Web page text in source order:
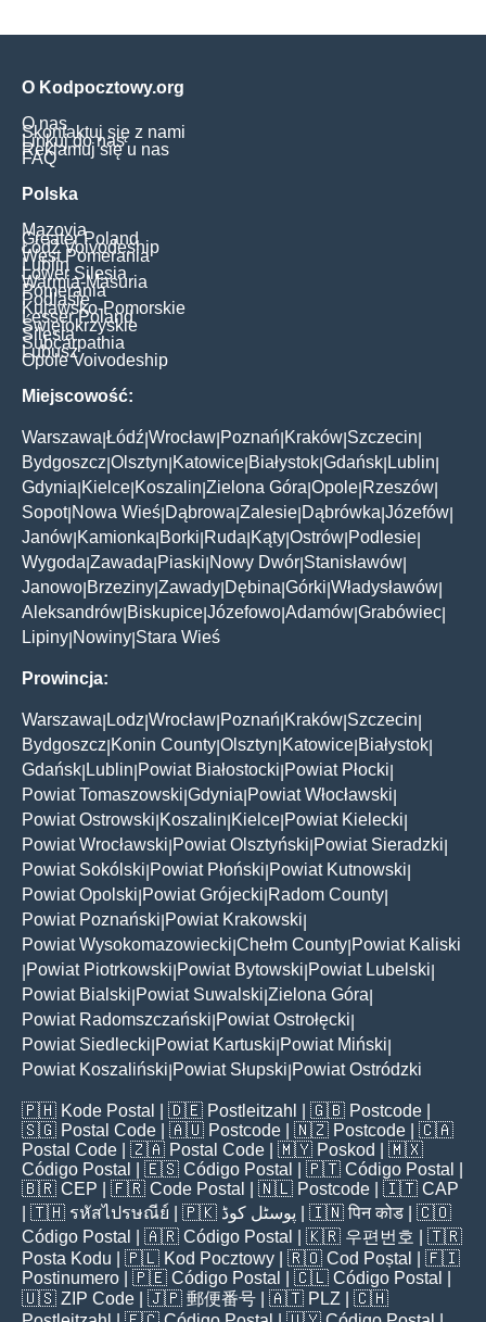
O Kodpocztowy.org
O nas
Skontaktuj się z nami
Linkuj do nas
Reklamuj się u nas
FAQ
Polska
Mazovia
Greater Poland
Łódź Voivodeship
West Pomerania
Lublin
Lower Silesia
Warmia-Masuria
Pomerania
Podlasie
Kujawsko-Pomorskie
Lesser Poland
Świętokrzyskie
Silesia
Subcarpathia
Lubusz
Opole Voivodeship
Miejscowość:
Warszawa Łódź Wrocław Poznań Kraków Szczecin
Bydgoszcz Olsztyn Katowice Białystok Gdańsk Lublin
Gdynia Kielce Koszalin Zielona Góra Opole Rzeszów
Sopot| Nowa Wieś Dąbrowa Zalesie Dąbrówka Józefów
Janów Kamionka Borki Ruda Kąty Ostrów Podlesie
Wygoda Zawada Piaski Nowy Dwór Stanisławów
Janowo Brzeziny Zawady Dębina Górki Władysławów
Aleksandrów Biskupice Józefowo Adamów Grabówiec
Lipiny Nowiny Stara Wieś
Prowincja:
Warszawa Lodz Wrocław Poznań Kraków Szczecin
Bydgoszcz Konin County Olsztyn Katowice Białystok
Gdańsk Lublin Powiat Białostocki Powiat Płocki
Powiat Tomaszowski Gdynia Powiat Włocławski
Powiat Ostrowski Koszalin Kielce Powiat Kielecki
Powiat Wrocławski Powiat Olsztyński Powiat Sieradzki
Powiat Sokólski Powiat Płoński Powiat Kutnowski
Powiat Opolski Powiat Grójecki Radom County
Powiat Poznański Powiat Krakowski
Powiat Wysokomazowiecki Chełm County Powiat Kaliski
Powiat Piotrkowski Powiat Bytowski Powiat Lubelski
Powiat Bialski Powiat Suwalski Zielona Góra
Powiat Radomszczański Powiat Ostrołęcki
Powiat Siedlecki Powiat Kartuski Powiat Miński
Powiat Koszaliński Powiat Słupski Powiat Ostródzki
🇵🇭 Kode Postal | 🇩🇪 Postleitzahl | 🇬🇧 Postcode
🇸🇬 Postal Code | 🇦🇺 Postcode | 🇳🇿 Postcode | 🇨🇦
Postal Code | 🇿🇦 Postal Code | 🇲🇾 Poskod
| 🇲🇽
Código Postal
| 🇪🇸 Código Postal | 🇵🇹 Código Postal
🇧🇷 CEP | 🇫🇷 Code Postal | 🇳🇱 Postcode | 🇮🇹 CAP
| 🇹🇭 รหัสไปรษณีย์ | 🇵🇰 پوسٹل کوڈ | 🇮🇳पिन कोड | 🇨🇴
Código Postal
| 🇦🇷 Código Postal | 🇰🇷 우편번호
| 🇹🇷
Posta Kodu | 🇵🇱 Kod Pocztowy | 🇷🇴 Cod Poștal
| 🇫🇮
Postinumero | 🇵🇪 Código Postal | 🇨🇱 Código Postal
🇺🇸 ZIP Code | 🇯🇵 郵便番号 | 🇦🇹 PLZ | 🇨🇭